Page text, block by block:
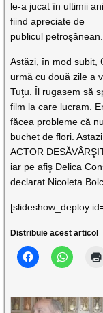
le-a jucat în ultimii ani
fiind apreciate de
publicul petroşănean.
Astăzi, în mod subit,
urmă cu două zile a
Tuţu. Îl rugasem să
film la care lucram.
făcea probleme că
buchet de flori.
ACTOR
iar pe afiş Delica
declarat Nicoleta
[slideshow_deploy
Distribuie acest articol